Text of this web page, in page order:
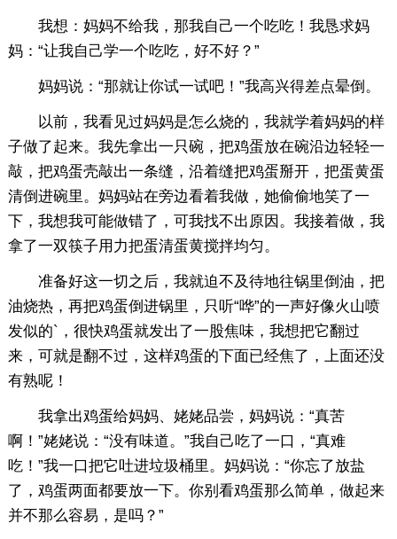
我想：妈妈不给我，那我自己一个吃吃！我恳求妈
妈：“让我自己学一个吃吃，好不好？”
妈妈说：“那就让你试一试吧！”我高兴得差点晕倒。
以前，我看见过妈妈是怎么烧的，我就学着妈妈的样
子做了起来。我先拿出一只碗，把鸡蛋放在碗沿边轻轻一
敲，把鸡蛋壳敲出一条缝，沿着缝把鸡蛋掰开，把蛋黄蛋
清倒进碗里。妈妈站在旁边看着我做，她偷偷地笑了一
下，我想我可能做错了，可我找不出原因。我接着做，我
拿了一双筷子用力把蛋清蛋黄搅拌均匀。
准备好这一切之后，我就迫不及待地往锅里倒油，把
油烧热，再把鸡蛋倒进锅里，只听“哗”的一声好像火山喷
发似的`，很快鸡蛋就发出了一股焦味，我想把它翻过
来，可就是翻不过，这样鸡蛋的下面已经焦了，上面还没
有熟呢！
我拿出鸡蛋给妈妈、姥姥品尝，妈妈说：“真苦
啊！”姥姥说：“没有味道。”我自己吃了一口，“真难
吃！”我一口把它吐进垃圾桶里。妈妈说：“你忘了放盐
了，鸡蛋两面都要放一下。你别看鸡蛋那么简单，做起来
并不那么容易，是吗？”